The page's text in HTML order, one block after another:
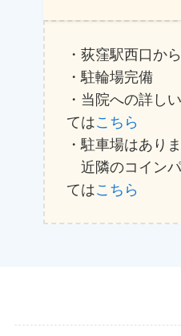
・荻窪駅西口か
・駐輪場完備
・当院への詳し
てはこちら
・駐車場はありま
近隣のコイン
てはこちら